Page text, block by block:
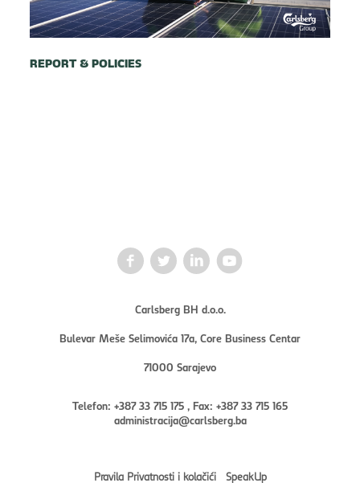
REPORT & POLICIES
Carlsberg BH d.o.o.
Bulevar Meše Selimovića 17a, Core Business Centar
71000 Sarajevo
Telefon: +387 33 715 175 , Fax: +387 33 715 165
administracija@carlsberg.ba
Pravila Privatnosti i kolačići SpeakUp